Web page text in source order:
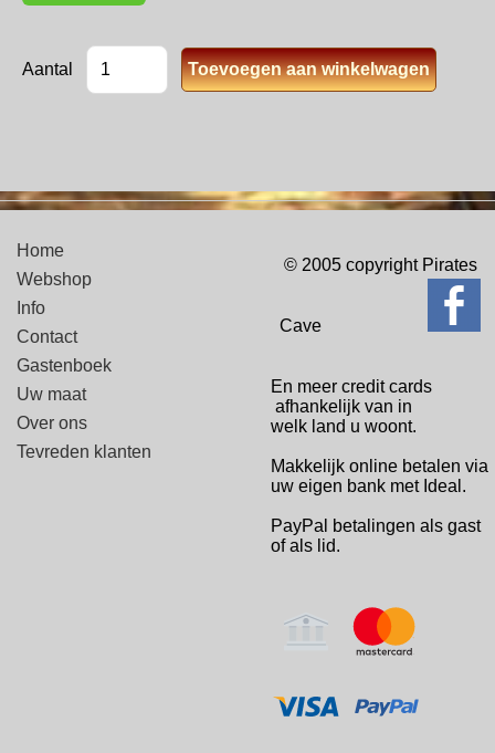
Aantal
Home
Webshop
Info
Contact
Gastenboek
Uw maat
Over ons
Tevreden klanten
© 2005 copyright Pirates
Cave
En meer credit cards
afhankelijk van in
welk land u woont.
Makkelijk online betalen via
uw eigen bank met Ideal.
PayPal betalingen als gast
of als lid.